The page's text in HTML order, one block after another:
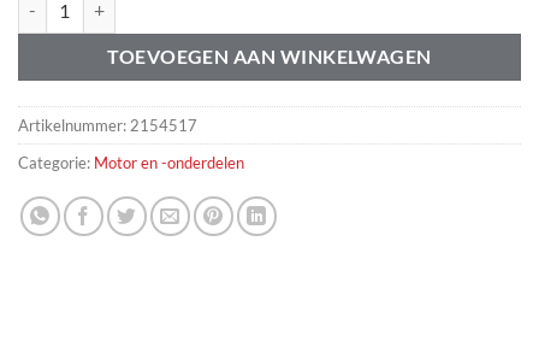
TOEVOEGEN AAN WINKELWAGEN
Artikelnummer: 2154517
Categorie: Motor en -onderdelen